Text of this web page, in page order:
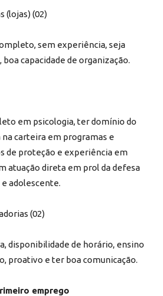
(lojas) (02)
sem experiência, seja
capacidade de organização.
em psicologia, ter domínio do
carteira em programas e
de proteção e experiência em
atuação direta em prol da defesa
adolescente.
(02)
disponibilidade de horário, ensino
proativo e ter boa comunicação.
emprego